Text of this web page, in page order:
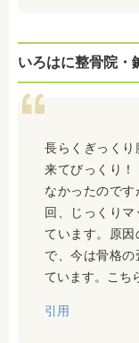
いろはに整骨院・
長らくぎっくり
来てびっくり
なかったので
回、じっくり
ています。原
で、今は骨格
ています。こち
引用